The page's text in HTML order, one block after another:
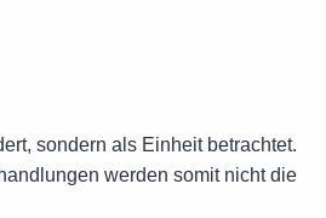
sondern als Einheit betrachtet.
werden somit nicht die